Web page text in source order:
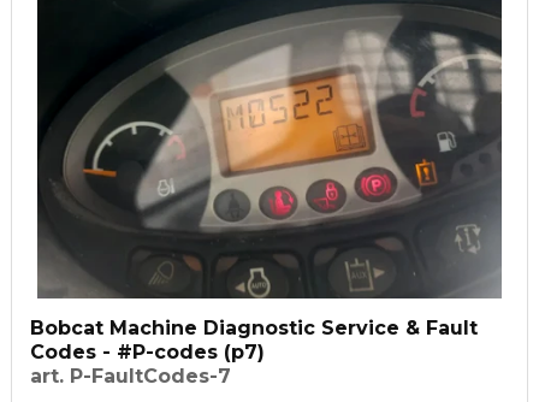
Bobcat Machine Diagnostic Service & Fault
Codes - #P-codes (p7)
art. P-FaultCodes-7